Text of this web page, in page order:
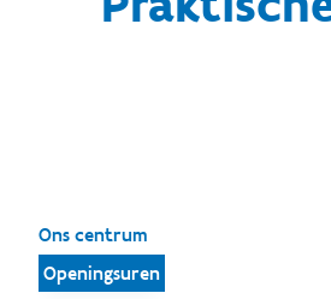
Ons centrum
Openingsuren